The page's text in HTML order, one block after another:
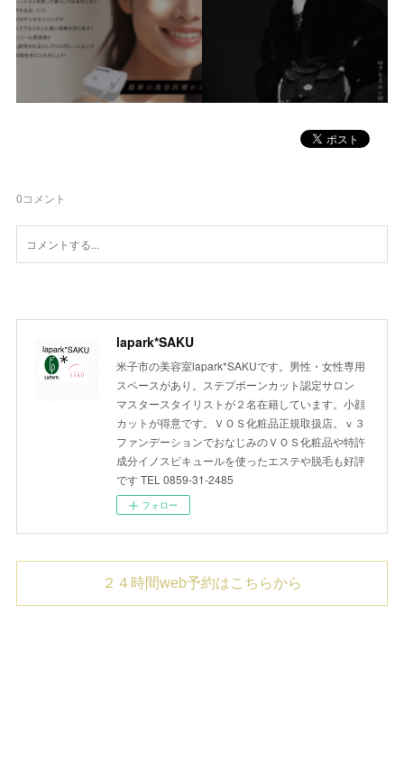
0コメント
lapark*SAKU
米子市の美容室lapark*SAKUです。男性・女性専用
スペースがあり。ステプボーンカット認定サロン
マスタースタイリストが２名在籍しています。小顔
カットが得意です。ＶＯＳ化粧品正規取扱店。ｖ３
ファンデーションでおなじみのＶＯＳ化粧品や特許
成分イノスピキュールを使ったエステや脱毛も好評
です TEL 0859-31-2485
フォロー
２４時間web予約はこちらから